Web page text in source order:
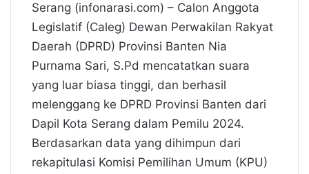
Serang (infonarasi.com) – Calon Anggota
Legislatif (Caleg) Dewan Perwakilan Rakyat
Daerah (DPRD) Provinsi Banten Nia
Purnama Sari, S.Pd mencatatkan suara
yang luar biasa tinggi, dan berhasil
melenggang ke DPRD Provinsi Banten dari
Dapil Kota Serang dalam Pemilu 2024.
Berdasarkan data yang dihimpun dari
rekapitulasi Komisi Pemilihan Umum (KPU)